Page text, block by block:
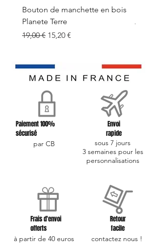
Bouton de manchette en bois
Planete Terre
Prix original
19,00 € Prix promotionnel
15,20 €
Prix
19,00 €
Paiement 100%
sécurisé
par CB
Envoi
rapide
sous 7 jours
3 semaines pour les
personnalisations
Frais d'envoi
offerts
à partir de 40 euros
Retour
facile
contactez nous !